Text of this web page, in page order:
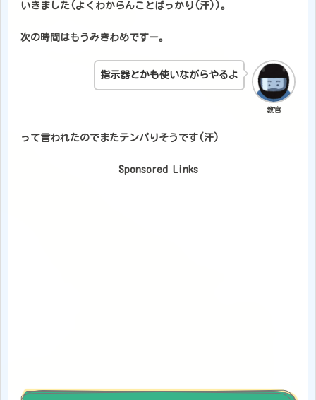
いきました(よくわからんことばっかり(汗))。
次の時間はもうみきわめですー。
教官
指示器とかも使いながらやるよ
って言われたのでまたテンパりそうです(汗)
Sponsored Links